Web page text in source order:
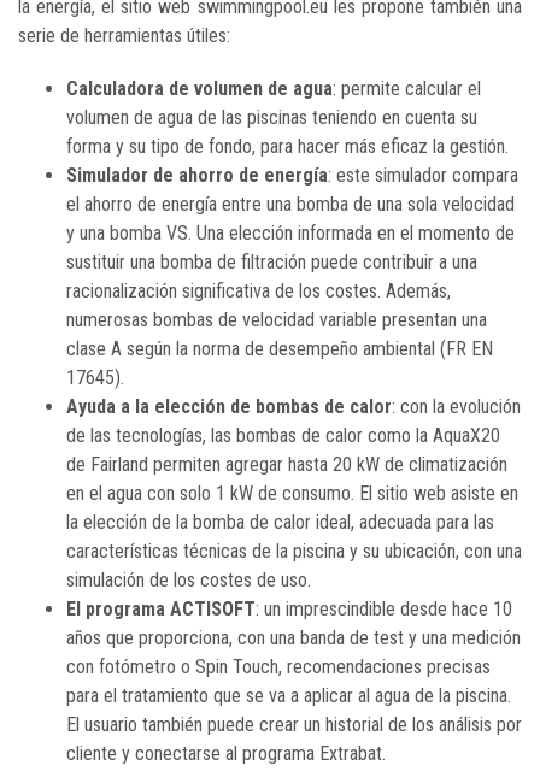
la energía, el sitio web swimmingpool.eu les propone también una
serie de herramientas útiles:
Calculadora de volumen de agua: permite calcular el
volumen de agua de las piscinas teniendo en cuenta su
forma y su tipo de fondo, para hacer más eficaz la gestión.
Simulador de ahorro de energía: este simulador compara
el ahorro de energía entre una bomba de una sola velocidad
y una bomba VS. Una elección informada en el momento de
sustituir una bomba de filtración puede contribuir a una
racionalización significativa de los costes. Además,
numerosas bombas de velocidad variable presentan una
clase A según la norma de desempeño ambiental (FR EN
17645).
Ayuda a la elección de bombas de calor: con la evolución
de las tecnologías, las bombas de calor como la AquaX20
de Fairland permiten agregar hasta 20 kW de climatización
en el agua con solo 1 kW de consumo. El sitio web asiste en
la elección de la bomba de calor ideal, adecuada para las
características técnicas de la piscina y su ubicación, con una
simulación de los costes de uso.
El programa ACTISOFT: un imprescindible desde hace 10
años que proporciona, con una banda de test y una medición
con fotómetro o Spin Touch, recomendaciones precisas
para el tratamiento que se va a aplicar al agua de la piscina.
El usuario también puede crear un historial de los análisis por
cliente y conectarse al programa Extrabat.